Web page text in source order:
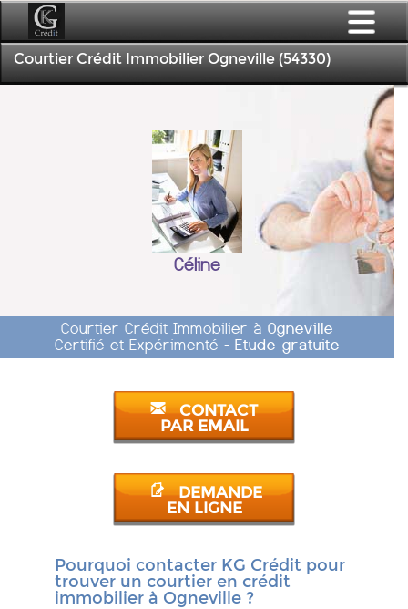
Courtier Crédit Immobilier Ogneville (54330)
Céline
Courtier Crédit Immobilier à Ogneville
Certifié et Expérimenté - Etude gratuite
CONTACT
PAR EMAIL
DEMANDE
EN LIGNE
Pourquoi contacter KG Crédit pour
trouver un courtier en crédit
immobilier à Ogneville ?